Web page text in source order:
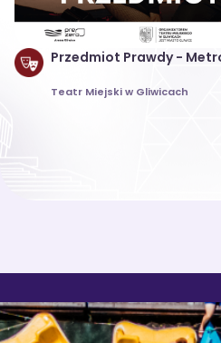
Przedmiot Prawdy -
Teatr Miejski w Gliwicach